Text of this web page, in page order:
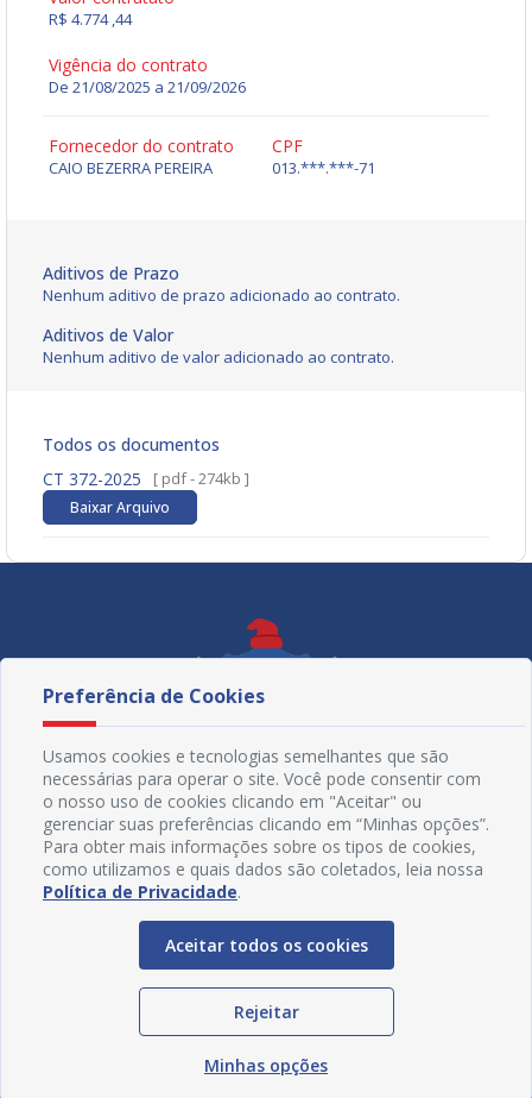
R$ 4.774 ,44
Vigência do contrato
De 21/08/2025 a 21/09/2026
Fornecedor do contrato
CAIO BEZERRA PEREIRA
CPF
013.***.***-71
Aditivos de Prazo
Nenhum aditivo de prazo adicionado ao contrato.
Aditivos de Valor
Nenhum aditivo de valor adicionado ao contrato.
Todos os documentos
CT 372-2025
[ pdf - 274kb ]
Baixar Arquivo
Preferência de Cookies
Usamos cookies e tecnologias semelhantes que são
necessárias para operar o site. Você pode consentir com
o nosso uso de cookies clicando em "Aceitar" ou
gerenciar suas preferências clicando em “Minhas opções”.
Para obter mais informações sobre os tipos de cookies,
como utilizamos e quais dados são coletados, leia nossa
Política de Privacidade.
Aceitar todos os cookies
Rejeitar
Minhas opções